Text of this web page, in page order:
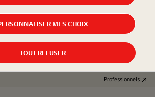
Professionnels
MES CHOIX
TOUT REFUSER